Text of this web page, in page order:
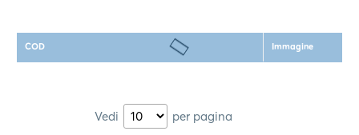
COD Immagine
Vedi per pagina